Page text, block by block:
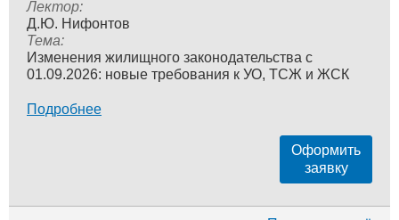
Лектор:
Д.Ю. Нифонтов
Тема:
Изменения жилищного законодательства с
01.09.2026: новые требования к УО, ТСЖ и ЖСК
Подробнее
Оформить
заявку